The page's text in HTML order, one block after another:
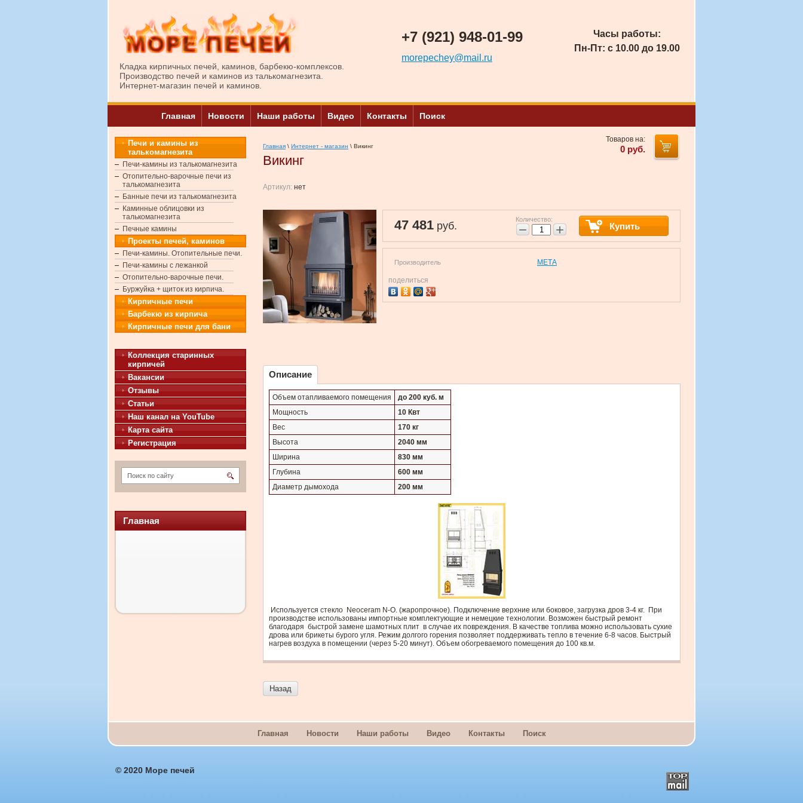
Кладка кирпичных печей, каминов, барбекю-комплексов.
Производство печей и каминов из талькомагнезита.
Интернет-магазин печей и каминов.
+7 (921) 948-01-99
morepechey@mail.ru
Часы работы:
Пн-Пт: с 10.00 до 19.00
Главная Новости Наши работы Видео Контакты Поиск
Печи и камины из
талькомагнезита
Печи-камины из талькомагнезита
Отопительно-варочные печи из
талькомагнезита
Банные печи из талькомагнезита
Каминные облицовки из
талькомагнезита
Печные камины
Проекты печей, каминов
Печи-камины. Отопительные печи.
Печи-камины с лежанкой
Отопительно-варочные печи.
Буржуйка + щиток из кирпича.
Кирпичные печи
Барбекю из кирпича
Кирпичные печи для бани
Коллекция старинных
кирпичей
Вакансии
Отзывы
Статьи
Наш канал на YouTube
Карта сайта
Регистрация
Главная
Товаров на:
0 руб.
Главная \ Интернет - магазин \ Викинг
Викинг
Артикул: нет
47 481 руб.
Количество:
− + Купить
Производитель МЕТА
поделиться
Описание
Объем отапливаемого помещения
до 200 куб. м
Мощность
10 Квт
Вес
170 кг
Высота
2040 мм
Ширина
830 мм
Глубина
600 мм
Диаметр дымохода
200 мм
Используется стекло Neoceram N-O. (жаропрочное). Подключение верхние или боковое, загрузка дров 3-4 кг.
При
производстве использованы импортные комплектующие и немецкие технологии. Возможен быстрый ремонт
благодаря быстрой замене шамотных плит в случае их повреждения. В качестве топлива можно использовать сухие
дрова или брикеты бурого угля. Режим долгого горения позволяет поддерживать тепло в течение 6-8 часов. Быстрый
нагрев воздуха в помещении (через 5-20 минут). Объем обогреваемого помещения до 100 кв.м.
Назад
Главная Новости Наши работы Видео Контакты Поиск
© 2020 Море печей